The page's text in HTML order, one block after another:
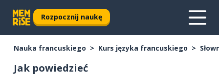
Rozpocznij naukę
Nauka francuskiego Kurs języka francuskiego
Jak powiedzieć